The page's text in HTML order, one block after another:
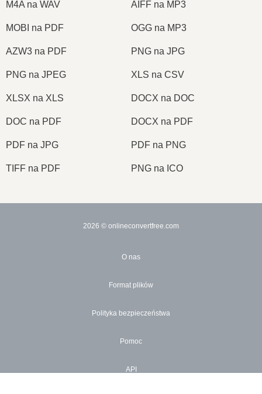
M4A na WAV AIFF na MP3
MOBI na PDF OGG na MP3
AZW3 na PDF PNG na JPG
PNG na JPEG XLS na CSV
XLSX na XLS DOCX na DOC
DOC na PDF DOCX na PDF
PDF na JPG PDF na PNG
TIFF na PDF PNG na ICO
2026 © onlineconvertfree.com
O nas
Format plików
Polityka bezpieczeństwa
Pomoc
API